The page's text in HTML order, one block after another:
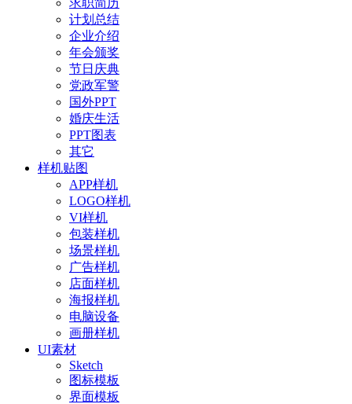
求职简历
计划总结
企业介绍
年会颁奖
节日庆典
党政军警
国外PPT
婚庆生活
PPT图表
其它
样机贴图
APP样机
LOGO样机
VI样机
包装样机
场景样机
广告样机
店面样机
海报样机
电脑设备
画册样机
UI素材
Sketch
图标模板
界面模板